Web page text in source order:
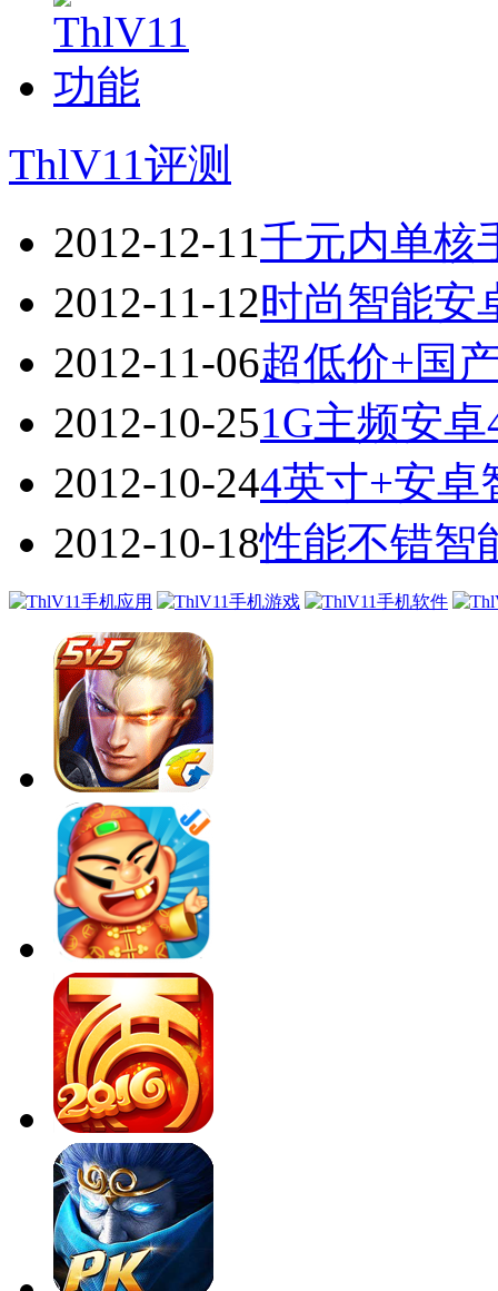
ThlV11评测
2012-12-11千元内单核
2012-11-12时尚智能安
2012-11-06超低价+国
2012-10-251G主频安
2012-10-244英寸+安卓
2012-10-18性能不错智